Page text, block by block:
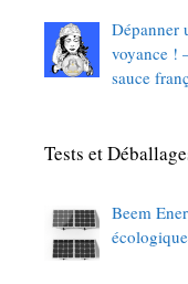
Dépanner
voyance !
sauce
Tests et
Beem
écologique